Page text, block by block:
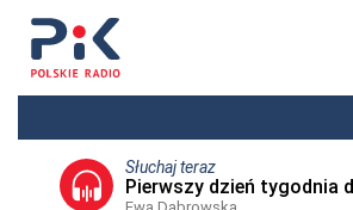
Słuchaj teraz
Pierwszy dzień tygodnia